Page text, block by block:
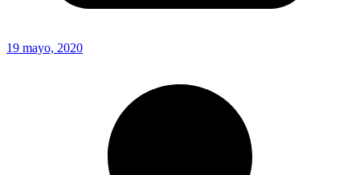
19 mayo, 2020